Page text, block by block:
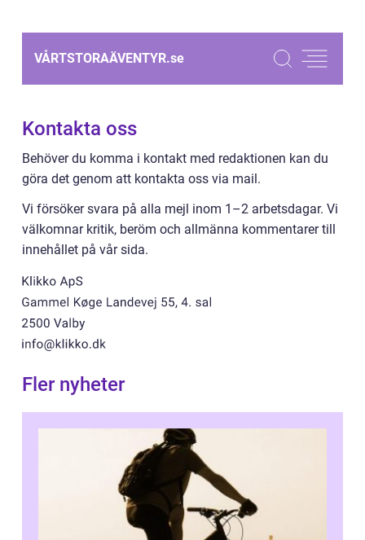
VÅRTSTORAÄVENTYR.se
Kontakta oss
Behöver du komma i kontakt med redaktionen kan du
göra det genom att kontakta oss via mail.
Vi försöker svara på alla mejl inom 1–2 arbetsdagar. Vi
välkomnar kritik, beröm och allmänna kommentarer till
innehållet på vår sida.
Fler nyheter